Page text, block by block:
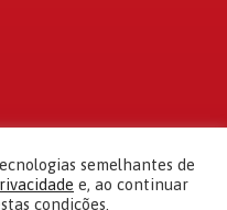
reservados
semelhantes de
e, ao continuar
condições.